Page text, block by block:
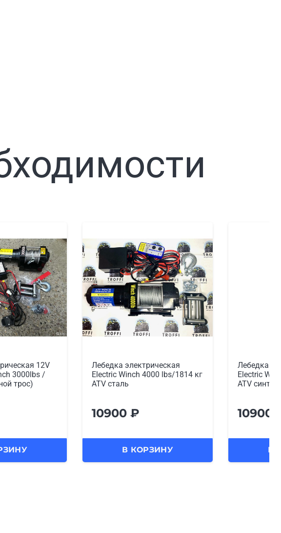
12V
3000lbs /
трос)
Лебедка электрическая
Electric Winch 4000 lbs/1814 кг
ATV сталь
10900₽
В КОРЗИНУ
Лебедка
Electric
ATV
10900
В